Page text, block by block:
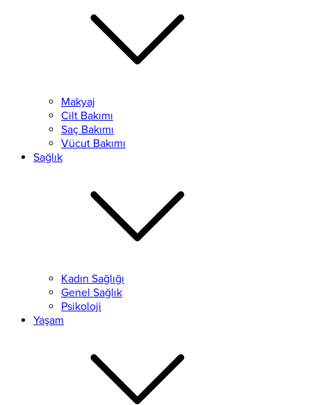
Makyaj
Cilt Bakımı
Saç Bakımı
Vücut Bakımı
Sağlık
Kadın Sağlığı
Genel Sağlık
Psikoloji
Yaşam